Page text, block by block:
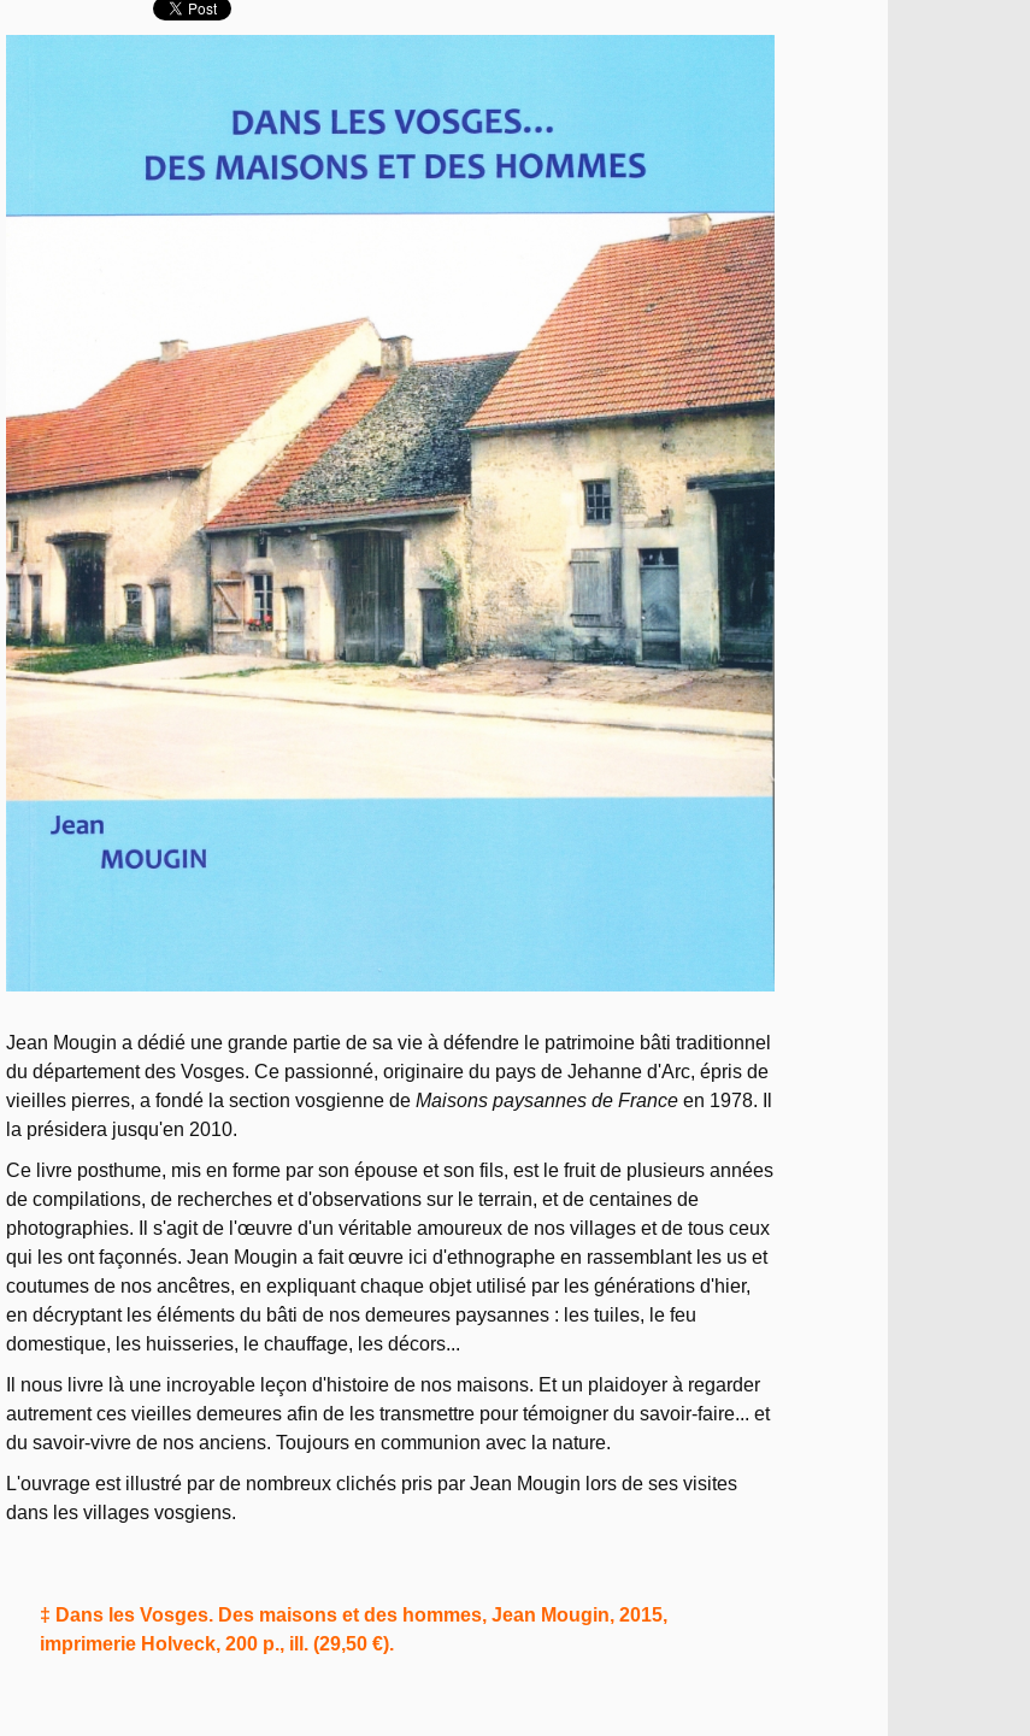
Jean Mougin a dédié une grande partie de sa vie à défendre le patrimoine bâti traditionnel
du département des Vosges. Ce passionné, originaire du pays de Jehanne d'Arc, épris de
vieilles pierres, a fondé la section vosgienne de Maisons paysannes de France en 1978. Il
la présidera jusqu'en 2010.
Ce livre posthume, mis en forme par son épouse et son fils, est le fruit de plusieurs années
de compilations, de recherches et d'observations sur le terrain, et de centaines de
photographies. Il s'agit de l'œuvre d'un véritable amoureux de nos villages et de tous ceux
qui les ont façonnés. Jean Mougin a fait œuvre ici d'ethnographe en rassemblant les us et
coutumes de nos ancêtres, en expliquant chaque objet utilisé par les générations d'hier,
en décryptant les éléments du bâti de nos demeures paysannes : les tuiles, le feu
domestique, les huisseries, le chauffage, les décors...
Il nous livre là une incroyable leçon d'histoire de nos maisons. Et un plaidoyer à regarder
autrement ces vieilles demeures afin de les transmettre pour témoigner du savoir-faire... et
du savoir-vivre de nos anciens. Toujours en communion avec la nature.
L'ouvrage est illustré par de nombreux clichés pris par Jean Mougin lors de ses visites
dans les villages vosgiens.
‡ Dans les Vosges. Des maisons et des hommes, Jean Mougin, 2015,
imprimerie Holveck, 200 p., ill. (29,50 €).